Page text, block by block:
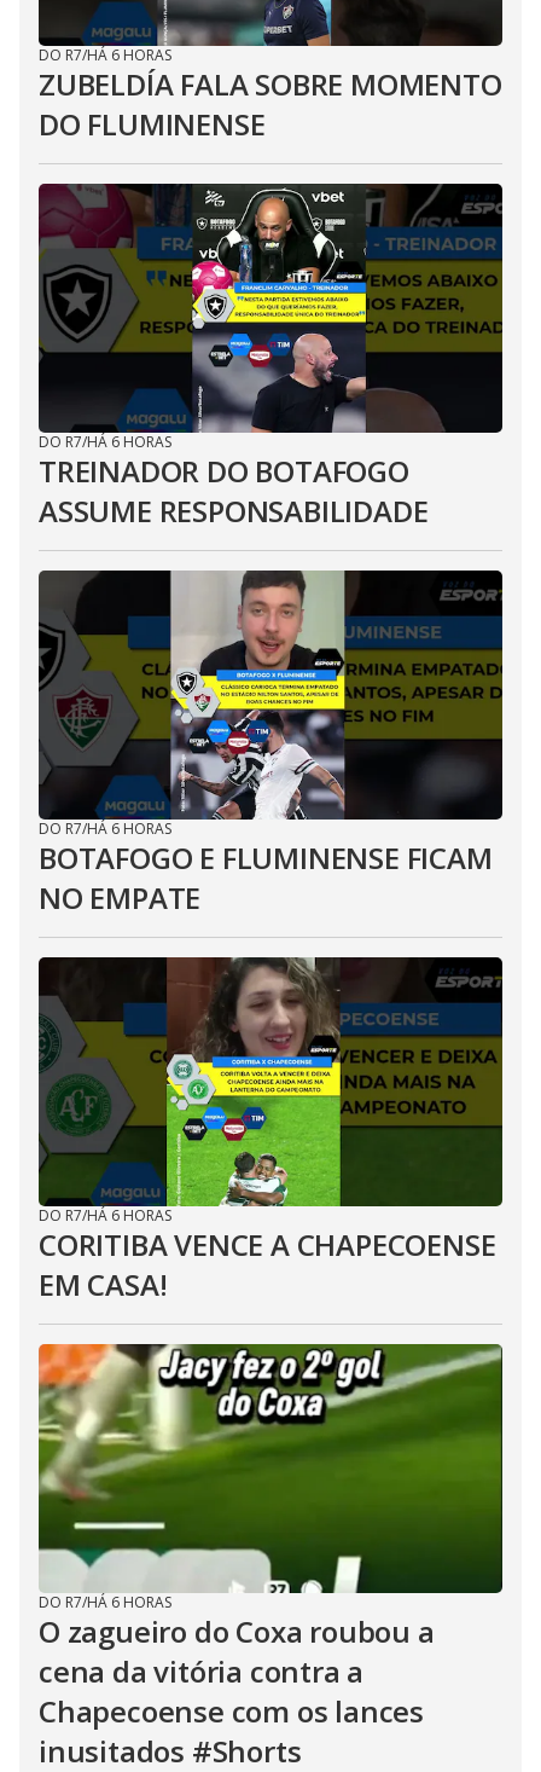
DO R7/HÁ 6 HORAS
ZUBELDÍA FALA SOBRE MOMENTO
DO FLUMINENSE
DO R7/HÁ 6 HORAS
TREINADOR DO BOTAFOGO
ASSUME RESPONSABILIDADE
DO R7/HÁ 6 HORAS
BOTAFOGO E FLUMINENSE FICAM
NO EMPATE
DO R7/HÁ 6 HORAS
CORITIBA VENCE A CHAPECOENSE
EM CASA!
DO R7/HÁ 6 HORAS
O zagueiro do Coxa roubou a
cena da vitória contra a
Chapecoense com os lances
inusitados #Shorts